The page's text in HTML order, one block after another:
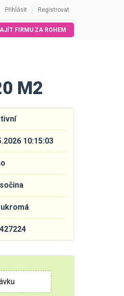
Přihlásit Registrovat
FIRMU ZA ROHEM
M2
10:15:03